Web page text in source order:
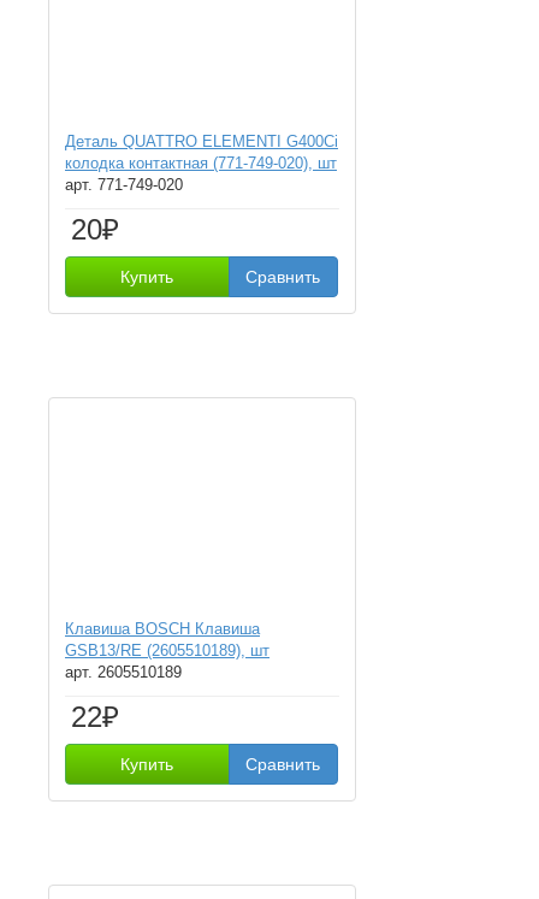
Деталь QUATTRO ELEMENTI G400Ci
колодка контактная (771-749-020), шт
арт. 771-749-020
20₽
Купить Сравнить
Клавиша BOSCH Клавиша
GSB13/RE (2605510189), шт
арт. 2605510189
22₽
Купить Сравнить